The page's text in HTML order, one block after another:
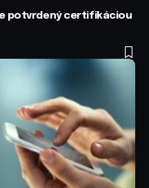
potvrdený certifikáciou